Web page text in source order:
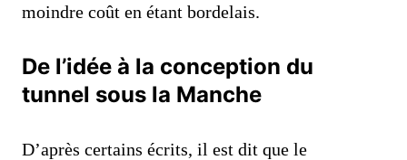
moindre coût en étant bordelais.
De l’idée à la conception du
tunnel sous la Manche
D’après certains écrits, il est dit que le